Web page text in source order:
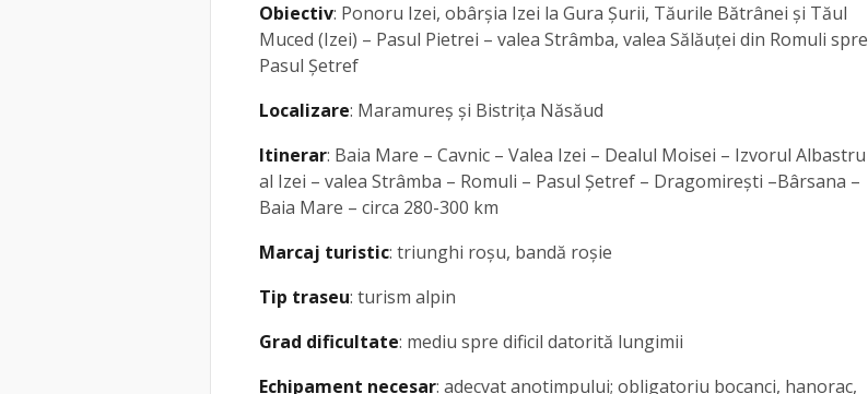
Obiectiv: Ponoru Izei, obârşia Izei la Gura Şurii, Tăurile Bătrânei şi Tăul
Muced (Izei) – Pasul Pietrei – valea Strâmba, valea Sălăuței din Romuli spre
Pasul Șetref
Localizare: Maramureș și Bistrița Năsăud
Itinerar: Baia Mare – Cavnic – Valea Izei – Dealul Moisei – Izvorul Albastru
al Izei – valea Strâmba – Romuli – Pasul Șetref – Dragomirești –Bârsana –
Baia Mare – circa 280-300 km
Marcaj turistic: triunghi roșu, bandă roșie
Tip traseu: turism alpin
Grad dificultate: mediu spre dificil datorită lungimii
Echipament necesar: adecvat anotimpului; obligatoriu bocanci, hanorac,